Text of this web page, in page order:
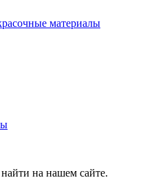
материалы
на нашем сайте.